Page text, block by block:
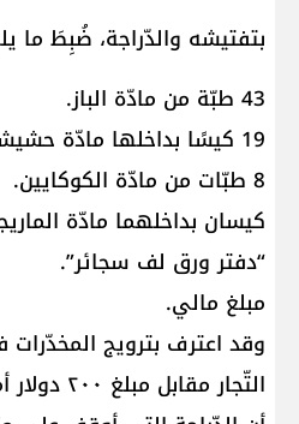
بتفتيشه والدّراجة، ضُبِطَ ما
43 طبّة من مادّة الباز.
19 كيسًا بداخلها مادّة حشيشة الكيف.
8 طبّات من مادّة الكوكايين.
كيسان بداخلهما مادّة
“دفتر ورق لف سجائر”.
مبلغ مالي.
وقد اعترف بترويج
التّجار